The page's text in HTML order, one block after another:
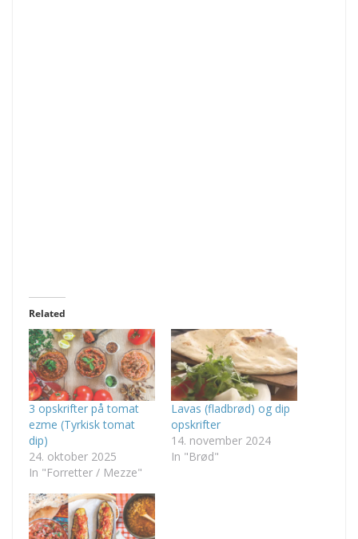
Related
3 opskrifter på tomat
ezme (Tyrkisk tomat
dip)
24. oktober 2025
In "Forretter / Mezze"
Lavas (fladbrød) og dip
opskrifter
14. november 2024
In "Brød"